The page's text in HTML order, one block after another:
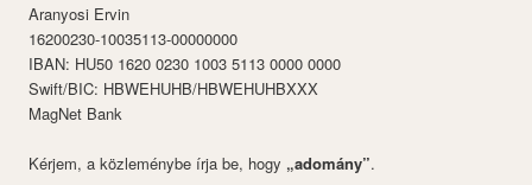
Aranyosi Ervin
16200230-10035113-00000000
IBAN: HU50 1620 0230 1003 5113 0000 0000
Swift/BIC: HBWEHUHB/HBWEHUHBXXX
MagNet Bank
Kérjem, a közleménybe írja be, hogy „adomány”.